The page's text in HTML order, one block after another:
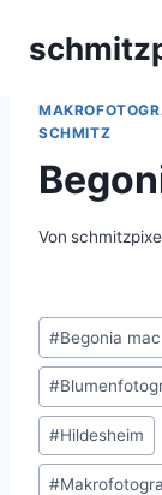
Inhalt
SCHMITZ
Von
#Begonia
#
#Hildesheim
#